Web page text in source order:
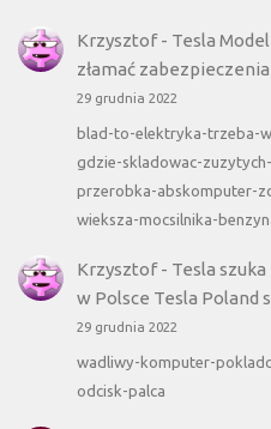
Krzysztof- Tesla
złamać
29 grudnia 2022
blad-to-elektryka-trzeba-
gdzie-skladowac-
przerobka-abskomputer-
wieksza-mocsilnika-
Krzysztof- Tesla
w Polsce Tesla Poland
29 grudnia 2022
wadliwy-komputer-
odcisk-palca